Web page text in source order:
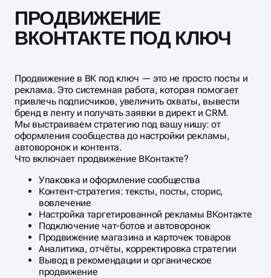
ПРОДВИЖЕНИЕ
ВКОНТАКТЕ ПОД КЛЮЧ
Продвижение в ВК под ключ — это не просто посты и
реклама. Это системная работа, которая помогает
привлечь подписчиков, увеличить охваты, вывести
бренд в ленту и получать заявки в директ и CRM.
Мы выстраиваем стратегию под вашу нишу: от
оформления сообщества до настройки рекламы,
автоворонок и контента.
Что включает продвижение ВКонтакте?
Упаковка и оформление сообщества
Контент-стратегия: тексты, посты, сторис,
вовлечение
Настройка таргетированной рекламы ВКонтакте
Подключение чат-ботов и автоворонок
Продвижение магазина и карточек товаров
Аналитика, отчёты, корректировка стратегии
Вывод в рекомендации и органическое
продвижение